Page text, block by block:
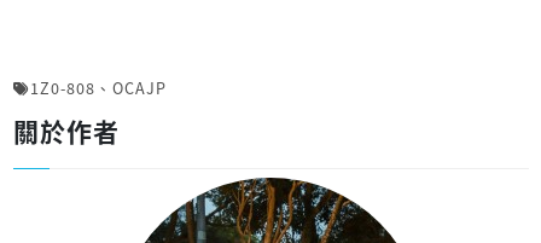
1Z0-808 、 OCAJP
關於作者